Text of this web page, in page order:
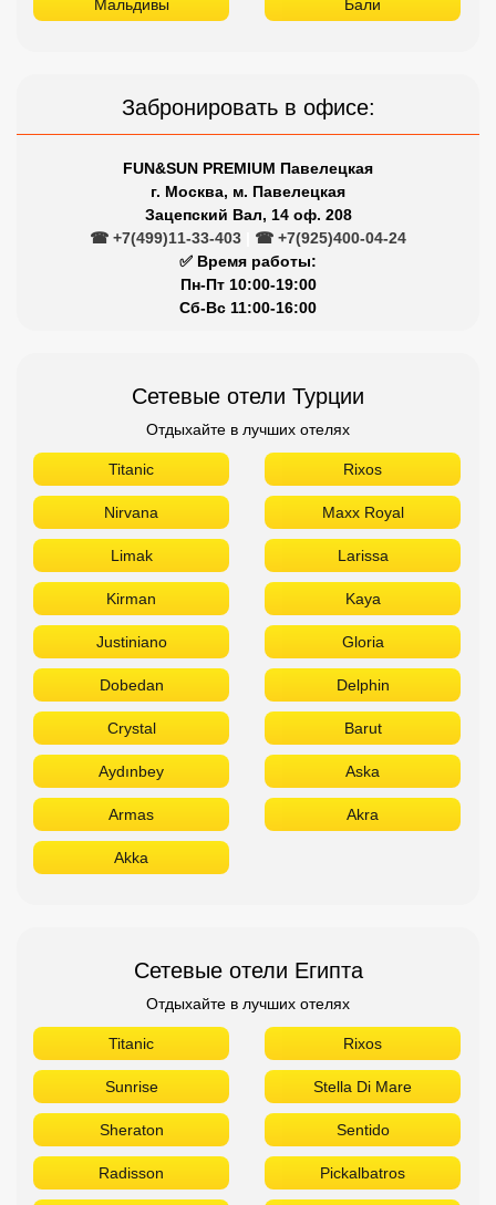
Мальдивы Бали
Забронировать в офисе:
FUN&SUN PREMIUM Павелецкая
г. Москва, м. Павелецкая
Зацепский Вал, 14 оф. 208
☎ +7(499)11-33-403
☎ +7(925)400-04-24
✅ Время работы:
Пн-Пт 10:00-19:00
Сб-Вс 11:00-16:00
Сетевые отели Турции
Отдыхайте в лучших отелях
Titanic Rixos
Nirvana Maxx Royal
Limak Larissa
Kirman Kaya
Justiniano Gloria
Dobedan Delphin
Crystal Barut
Aydınbey Aska
Armas Akra
Akka
Сетевые отели Египта
Отдыхайте в лучших отелях
Titanic Rixos
Sunrise Stella Di Mare
Sheraton Sentido
Radisson Pickalbatros